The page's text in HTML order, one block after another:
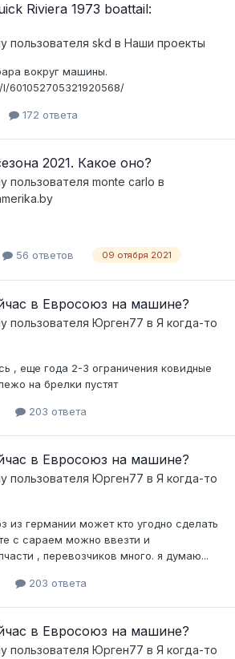
Riviera 1973 boattail:
пользователя skd в Наши проекты
вокруг машины.
601052705321920568/
172 ответа
2021. Какое оно?
пользователя monte carlo в
56 ответов 09 отября 2021
в Евросоюз на машине?
пользователя Юрген77 в Я когда-то
, еще года 2-3 ограничения ковидные
на брелки пустят
203 ответа
в Евросоюз на машине?
пользователя Юрген77 в Я когда-то
из германии может кто угодно сделать
с сараем можно ввезти и
, перевозчиков много. я думаю...
203 ответа
в Евросоюз на машине?
пользователя Юрген77 в Я когда-то